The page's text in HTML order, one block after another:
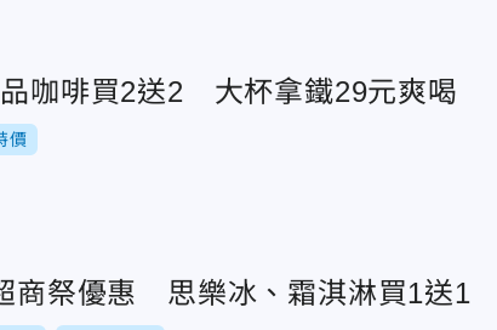
咖啡買2送2 大杯拿鐵29元爽喝
價
商祭優惠 思樂冰、霜淇淋買1送1